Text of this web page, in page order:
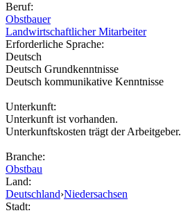
Beruf:
Obstbauer
Landwirtschaftlicher Mitarbeiter
Erforderliche Sprache:
Deutsch
Deutsch Grundkenntnisse
Deutsch kommunikative Kenntnisse
Unterkunft:
Unterkunft ist vorhanden.
Unterkunftskosten trägt der Arbeitgeber.
Branche:
Obstbau
Land:
Deutschland›Niedersachsen
Stadt: